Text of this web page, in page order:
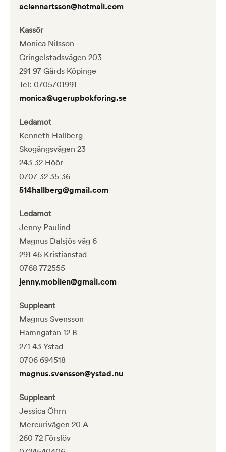
aclennartsson@hotmail.com
Kassör
Monica Nilsson
Gringelstadsvägen 203
291 97 Gärds Köpinge
Tel: 0705701991
monica@ugerupbokforing.se
Ledamot
Kenneth Hallberg
Skogängsvägen 23
243 32 Höör
0707 32 35 36
514hallberg@gmail.com
Ledamot
Jenny Paulind
Magnus Dalsjös väg 6
291 46 Kristianstad
0768 772555
jenny.mobilen@gmail.com
Suppleant
Magnus Svensson
Hamngatan 12 B
271 43 Ystad
0706 694518
magnus.svensson@ystad.nu
Suppleant
Jessica Öhrn
Mercurivägen 20 A
260 72 Förslöv